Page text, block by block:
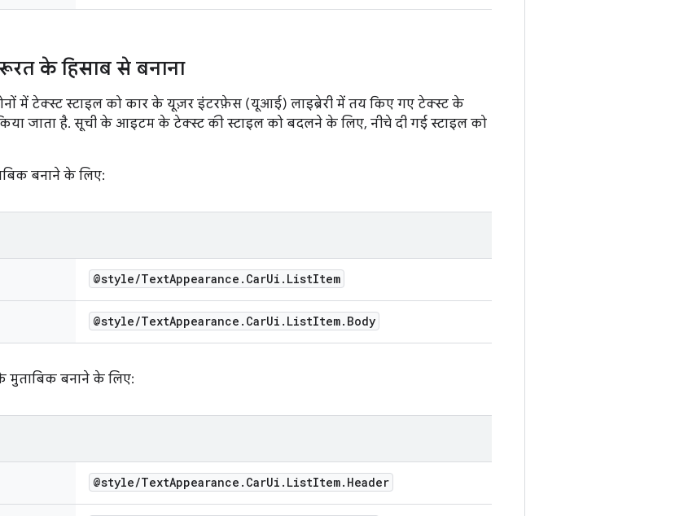
के हिसाब से बनाना
में टेक्स्ट स्टाइल को कार के यूज़र इंटरफ़ेस (यूआई) लाइब्रेरी में तय किए गए टेक्स्ट के
जाता है. सूची के आइटम के टेक्स्ट की स्टाइल को बदलने के लिए, नीचे दी गई स्टाइल को
बनाने के लिए:
@style/TextAppearance . CarUi . ListItem
@style/TextAppearance . CarUi . ListItem. Body
बनाने के लिए:
@style/TextAppearance . CarUi . ListItem. Header